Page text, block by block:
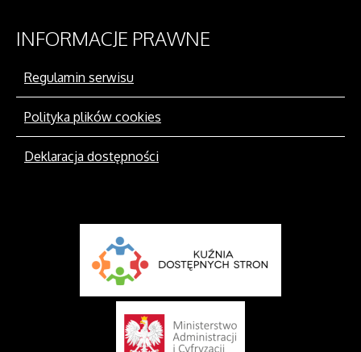
INFORMACJE PRAWNE
Regulamin serwisu
Polityka plików cookies
Deklaracja dostępności